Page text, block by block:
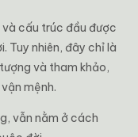
cấu trúc đầu được
Tuy nhiên, đây chỉ là
và tham khảo,
mệnh.
vẫn nằm ở cách